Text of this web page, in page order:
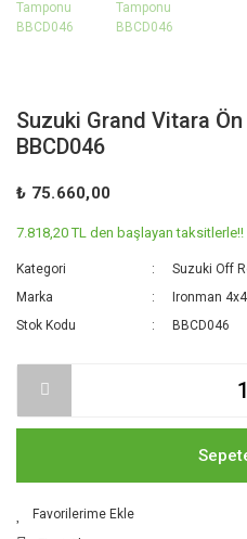
Suzuki Grand Vitara
BBCD046
₺ 75.660,00
7.818,20 TL den başlayan taksitlerle!!
Kategori Suzuki Off
Marka
Ironman 4x4
Stok Kodu
BBCD046